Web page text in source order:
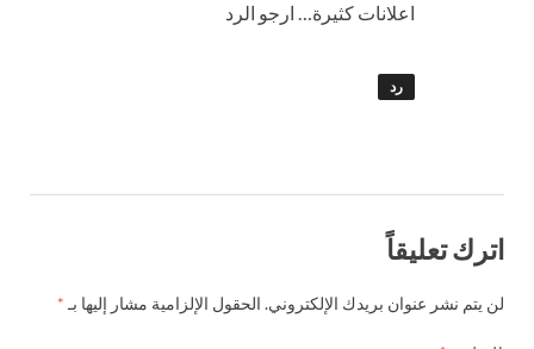
اعلانات كثيرة… ارجو الرد
رد
اترك تعليقاً
لن يتم نشر عنوان بريدك الإلكتروني. الحقول الإلزامية مشار إليها بـ *